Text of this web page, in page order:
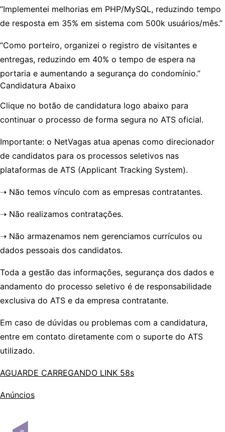
“Implementei melhorias em PHP/MySQL, reduzindo tempo
de resposta em 35% em sistema com 500k usuários/mês.”
“Como porteiro, organizei o registro de visitantes e
entregas, reduzindo em 40% o tempo de espera na
portaria e aumentando a segurança do condomínio.”
Candidatura Abaixo
Clique no botão de candidatura logo abaixo para
continuar o processo de forma segura no ATS oficial.
Importante: o NetVagas atua apenas como direcionador
de candidatos para os processos seletivos nas
plataformas de ATS (Applicant Tracking System).
➝ Não temos vínculo com as empresas contratantes.
➝ Não realizamos contratações.
➝ Não armazenamos nem gerenciamos currículos ou
dados pessoais dos candidatos.
Toda a gestão das informações, segurança dos dados e
andamento do processo seletivo é de responsabilidade
exclusiva do ATS e da empresa contratante.
Em caso de dúvidas ou problemas com a candidatura,
entre em contato diretamente com o suporte do ATS
utilizado.
AGUARDE CARREGANDO LINK 58s
Anúncios